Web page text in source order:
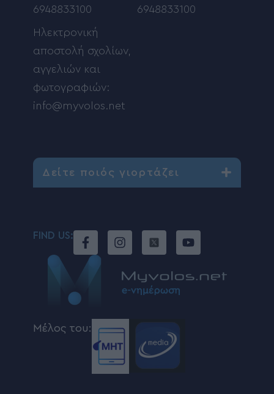
6948833100
Ηλεκτρονική
αποστολή σχολίων,
αγγελιών και
φωτογραφιών:
info@myvolos.net
6948833100
Δείτε ποιός γιορτάζει
FIND US:
Μέλος του: